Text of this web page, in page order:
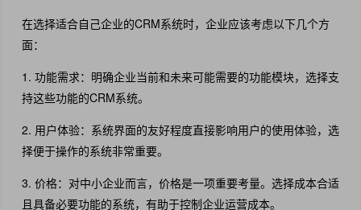
在选择适合自己企业的CRM系统时，企业应该考虑以下几个方
面：
1. 功能需求：明确企业当前和未来可能需要的功能模块，选择支
持这些功能的CRM系统。
2. 用户体验：系统界面的友好程度直接影响用户的使用体验，选
择便于操作的系统非常重要。
3. 价格：对中小企业而言，价格是一项重要考量。选择成本合适
且具备必要功能的系统，有助于控制企业运营成本。